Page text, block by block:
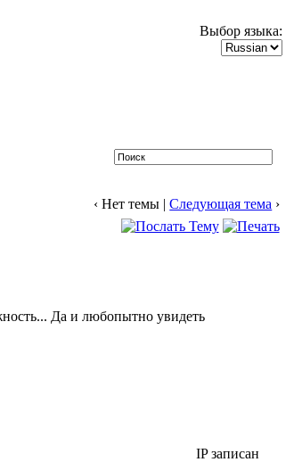
Выбор языка:
‹ Нет темы |Следующая тема ›
Да и любопытно увидеть
IP записан